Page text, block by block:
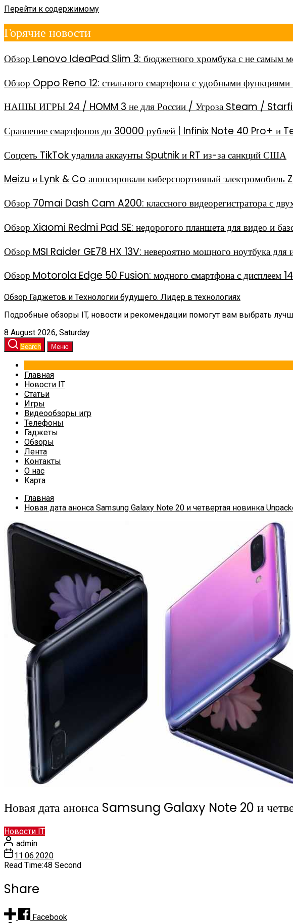
Перейти к содержимому
Горячие новости
Обзор Lenovo IdeaPad Slim 3: бюджетного хромбука с не самым
Обзор Oppo Reno 12: стильного смартфона с удобными
НАШЫ ИГРЫ 24 / HOMM 3 не для России / Угроза Steam /
Сравнение смартфонов до 30000 рублей | Infinix Note 40 Pro+ и
Соцсеть TikTok удалила аккаунты Sputnik и RT из-за санкций США
Meizu и Lynk & Co анонсировали киберспортивный электромобиль
Обзор 70mai Dash Cam A200: классного видеорегистратора с
Обзор Xiaomi Redmi Pad SE: недорогого планшета для видео и
Обзор MSI Raider GE78 HX 13V: невероятно мощного ноутбука для
Обзор Motorola Edge 50 Fusion: модного смартфона с дисплеем
Обзор Гаджетов и Технологии будущего. Лидер в технологиях
Подробные обзоры IT, новости и рекомендации помогут вам выбрать
8 August 2026, Saturday
Search Меню
Главная
Новости IT
Статьи
Игры
Видеообзоры игр
Телефоны
Гаджеты
Обзоры
Лента
Контакты
О нас
Карта
Главная
Новая дата анонса Samsung Galaxy Note 20 и четвертая новинка
Новая дата анонса Samsung Galaxy Note 20 и
Новости IT
admin
11.06.2020
Read Time:48 Second
Share
Facebook